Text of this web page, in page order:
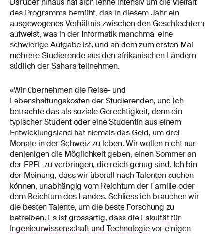
Darüber hinaus hat sich Ienne intensiv um die Vielfalt
des Programms bemüht, das in diesem Jahr ein
ausgewogenes Verhältnis zwischen den Geschlechtern
aufweist, was in der Informatik manchmal eine
schwierige Aufgabe ist, und an dem zum ersten Mal
mehrere Studierende aus den afrikanischen Ländern
südlich der Sahara teilnehmen.
«Wir übernehmen die Reise- und
Lebenshaltungskosten der Studierenden, und ich
betrachte das als soziale Gerechtigkeit, denn ein
typischer Student oder eine Studentin aus einem
Entwicklungsland hat niemals das Geld, um drei
Monate in der Schweiz zu leben. Wir wollen nicht nur
denjenigen die Möglichkeit geben, einen Sommer an
der EPFL zu verbringen, die reich genug sind. Ich bin
der Meinung, dass wir überall nach Talenten suchen
können, unabhängig vom Reichtum der Familie oder
dem Reichtum des Landes. Schliesslich brauchen wir
die besten Talente, um die beste Forschung zu
betreiben. Es ist grossartig, dass die Fakultät für
Ingenieurwissenschaft und Technologievor einigen